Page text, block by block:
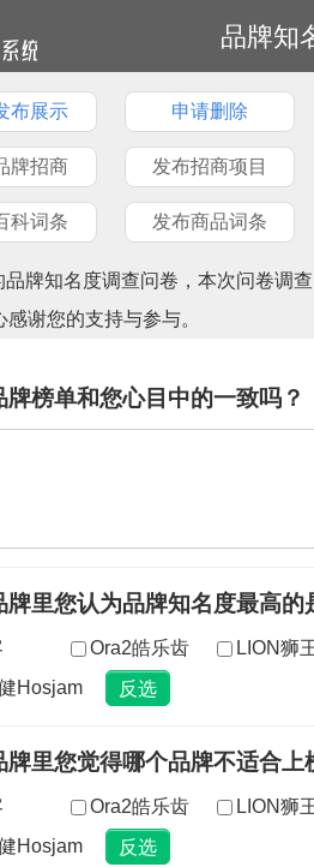
品牌知
布展示 申请删除
牌招商 发布招商项目
科词条 发布商品词条
牌知名度调查问卷，本次问卷调
谢您的支持与参与。
榜单和您心目中的一致吗？
里您认为品牌知名度最高的
Ora2皓乐齿 LION狮
Hosjam
里您觉得哪个品牌不适合上
Ora2皓乐齿 LION狮
Hosjam